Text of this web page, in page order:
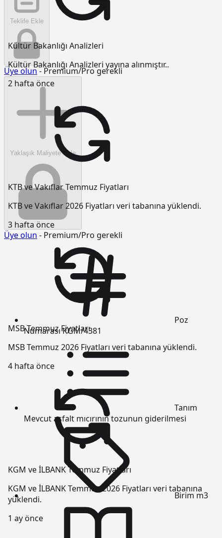
Kültür Bakanlığı Analizleri
Kültür Bakanlığı Analizleri yayına alınmıştır..
2 hafta önce
KTB ve Vakıflar Temmuz Fiyatları
KTB ve Vakıflar 2026 Fiyatları veri tabanına yüklendi.
3 hafta önce
MSB Temmuz Fiyatları
MSB Temmuz 2026 Fiyatları veri tabanına yüklendi.
4 hafta önce
KGM ve İLBANK Temmuz Fiyatları
KGM ve İLBANK Temmuz 2026 Fiyatları veri tabanına
yüklendi.
1 ay önce
Teklife Ekle
Üye olun- Premium/Pro gerekli
Yaklaşık Maliyete Ekle
Üye olun - Premium/Pro gerekli
Poz
Numarası KGM/4381
Tanım
Mevcut asfalt mıcırının tozunun giderilmesi
Birim m3